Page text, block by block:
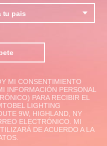
tu pais
MI CONSENTIMIENTO
INFORMACIÓN PERSONAL
PARA RECIBIR EL
LIGHTING
9W, HIGHLAND, NY
ELECTRÓNICO. MI
DE ACUERDO A LA